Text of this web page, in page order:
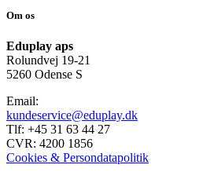
Om os
Eduplay aps
Rolundvej 19-21
5260 Odense S
Email:
kundeservice@eduplay.dk
Tlf: +45 31 63 44 27
CVR: 4200 1856
Cookies & Persondatapolitik